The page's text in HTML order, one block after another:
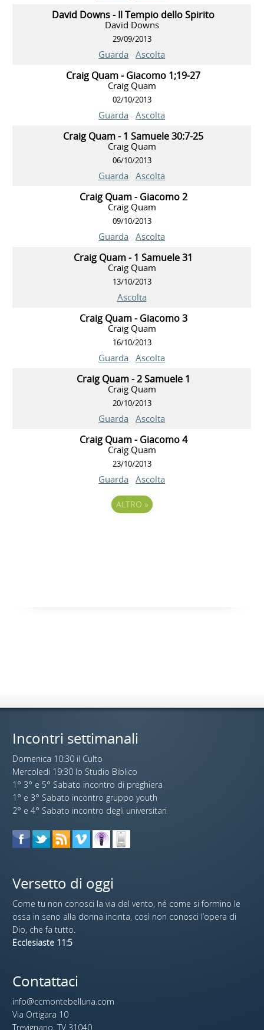
David Downs - Il Tempio dello Spirito
David Downs
29/09/2013
Guarda Ascolta
Craig Quam - Giacomo 1;19-27
Craig Quam
02/10/2013
Guarda Ascolta
Craig Quam - 1 Samuele 30:7-25
Craig Quam
06/10/2013
Guarda Ascolta
Craig Quam - Giacomo 2
Craig Quam
09/10/2013
Guarda Ascolta
Craig Quam - 1 Samuele 31
Craig Quam
13/10/2013
Ascolta
Craig Quam - Giacomo 3
Craig Quam
16/10/2013
Guarda Ascolta
Craig Quam - 2 Samuele 1
Craig Quam
20/10/2013
Guarda Ascolta
Craig Quam - Giacomo 4
Craig Quam
23/10/2013
Guarda Ascolta
ALTRO »
Incontri settimanali
Domenica 10:30 il Culto
Mercoledi 19:30 lo Studio Biblico
1° 3° e 5° Sabato incontro di preghiera
1° e 3° Sabato incontro gruppo youth
2° e 4° Sabato incontro degli universitari
Versetto di oggi
Come tu non conosci la via del vento, né come si formino le
ossa in seno alla donna incinta, così non conosci l’opera di
Dio, che fa tutto.
Ecclesiaste 11:5
Contattaci
info@ccmontebelluna.com
Via Ortigara 10
Trevignano, TV 31040